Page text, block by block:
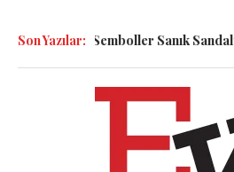
Son Yazılar:Semboller Sanık